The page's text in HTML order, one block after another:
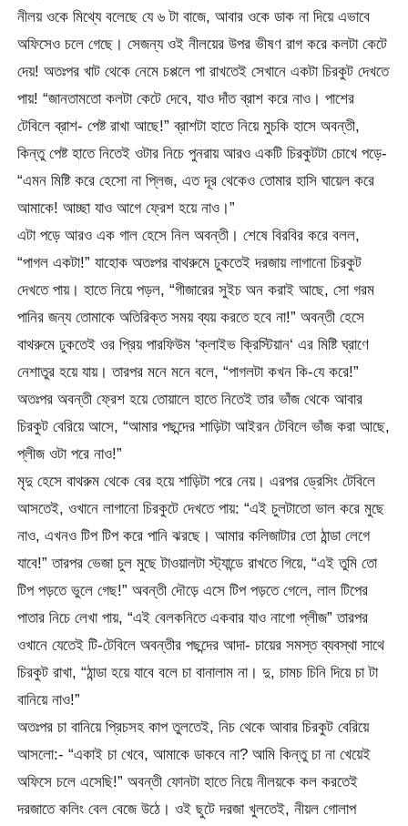
নীলয় ওকে মিথ্যে বলেছে যে ৬ টা বাজে, আবার ওকে ডাক না দিয়ে এভাবে
অফিসেও চলে গেছে। সেজন্য ওই নীলয়ের উপর ভীষণ রাগ করে কলটা কেটে
দেয়! অতঃপর খাট থেকে নেমে চপ্পলে পা রাখতেই সেখানে একটা চিরকুট দেখতে
পায়! “জানতামতো কলটা কেটে দেবে, যাও দাঁত ব্রাশ করে নাও। পাশের
টেবিলে ব্রাশ- পেষ্ট রাখা আছে!” ব্রাশটা হাতে নিয়ে মুচকি হাসে অবন্তী,
কিন্তু পেষ্ট হাতে নিতেই ওটার নিচে পুনরায় আরও একটি চিরকুটটা চোখে পড়ে-
“এমন মিষ্টি করে হেসো না প্লিজ, এত দূর থেকেও তোমার হাসি ঘায়েল করে
আমাকে! আচ্ছা যাও আগে ফ্রেশ হয়ে নাও।”
এটা পড়ে আরও এক গাল হেসে নিল অবন্তী। শেষে বিরবির করে বলল,
“পাগল একটা!” যাহোক অতঃপর বাথরুমে ঢুকতেই দরজায় লাগানো চিরকুট
দেখতে পায়। হাতে নিয়ে পড়ল, “গীজারের সুইচ অন করাই আছে, সো গরম
পানির জন্য তোমাকে অতিরিক্ত সময় ব্যয় করতে হবে না!” অবন্তী হেসে
বাথরুমে ঢুকতেই ওর প্রিয় পারফিউম ‘ক্লাইভ ক্রিস্টিয়ান‘ এর মিষ্টি ঘ্রাণে
নেশাতুর হয়ে যায়। তারপর মনে মনে বলে, “পাগলটা কখন কি-যে করে!”
অতঃপর অবন্তী ফ্রেশ হয়ে তোয়ালে হাতে নিতেই তার ভাঁজ থেকে আবার
চিরকুট বেরিয়ে আসে, “আমার পছন্দের শাড়িটা আইরন টেবিলে ভাঁজ করা আছে,
প্লীজ ওটা পরে নাও!”
মৃদু হেসে বাথরুম থেকে বের হয়ে শাড়িটা পরে নেয়। এরপর ড্রেসিং টেবিলে
আসতেই, ওখানে লাগানো চিরকুটে দেখতে পায়: “এই চুলটাতো ভাল করে মুছে
নাও, এখনও টিপ টিপ করে পানি ঝরছে। আমার কলিজাটার তো ঠান্ডা লেগে
যাবে!” তারপর ভেজা চুল মুছে টাওয়ালটা স্ট্যান্ডে রাখতে গিয়ে, “এই তুমি তো
টিপ পড়তে ভুলে গেছ!” অবন্তী দৌড়ে এসে টিপ পড়তে গেলে, লাল টিপের
পাতার নিচে লেখা পায়, “এই বেলকনিতে একবার যাও নাগো প্লীজ” তারপর
ওখানে যেতেই টি-টেবিলে অবন্তীর পছন্দের আদা- চায়ের সমস্ত ব্যবস্থা সাথে
চিরকুট রাখা, “ঠান্ডা হয়ে যাবে বলে চা বানালাম না। দু, চামচ চিনি দিয়ে চা টা
বানিয়ে নাও!”
অতঃপর চা বানিয়ে প্রিচসহ কাপ তুলতেই, নিচ থেকে আবার চিরকুট বেরিয়ে
আসলো:- “একাই চা খেবে, আমাকে ডাকবে না? আমি কিন্তু চা না খেয়েই
অফিসে চলে এসেছি!” অবন্তী ফোনটা হাতে নিয়ে নীলয়কে কল করতেই
দরজাতে কলিং বেল বেজে উঠে। ওই ছুটে দরজা খুলতেই, নীয়ল গোলাপ